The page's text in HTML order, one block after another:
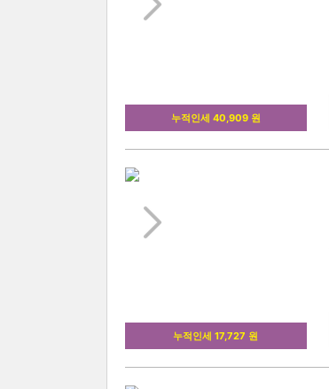
누적인세 40,909 원
누적인세 17,727 원